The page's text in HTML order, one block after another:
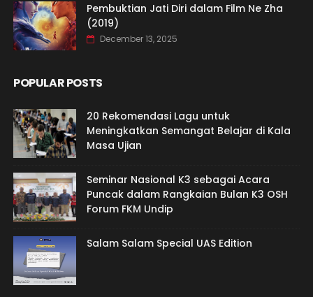
Pembuktian Jati Diri dalam Film Ne Zha
(2019)
December 13, 2025
POPULAR POSTS
20 Rekomendasi Lagu untuk
Meningkatkan Semangat Belajar di Kala
Masa Ujian
Seminar Nasional K3 sebagai Acara
Puncak dalam Rangkaian Bulan K3 OSH
Forum FKM Undip
Salam Salam Special UAS Edition